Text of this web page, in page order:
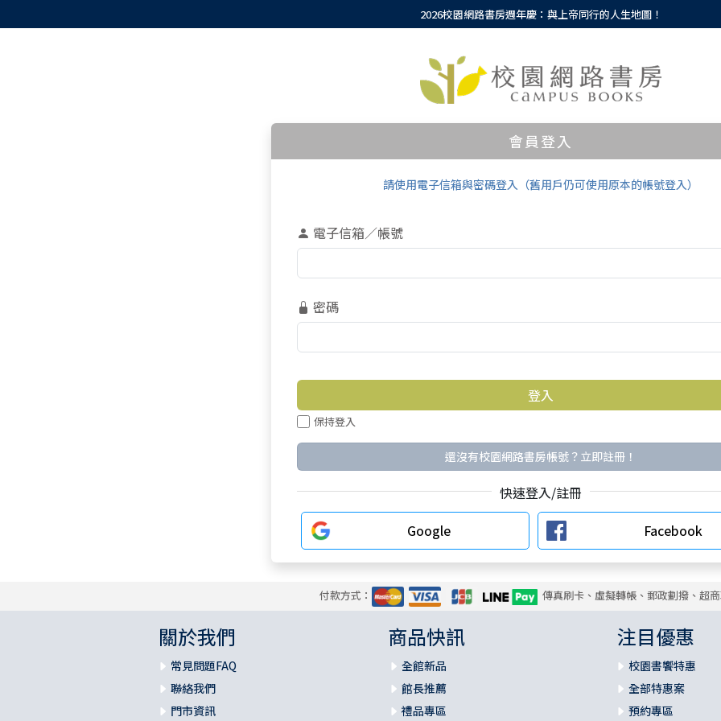
2026校園網路書房週年慶：與上帝同行的人生地圖！
會員登入
請使用電子信箱與密碼登入（舊用戶仍可使用原本的帳號登入）
電子信箱／帳號
密碼
保持登入
還沒有校園網路書房帳號？立即註冊！
快速登入/註冊
Google
Facebook
付款方式： 傳真刷卡、虛擬轉帳、郵政劃撥、超
關於我們
常見問題FAQ
聯絡我們
門市資訊
商品快訊
全館新品
館長推薦
禮品專區
注目優惠
校園書饗特惠
全部特惠案
預約專區